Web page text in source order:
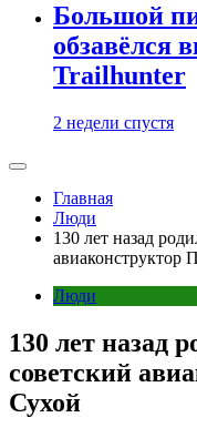
Большой
обзавёлся
Trailhunter
2 недели спустя
Главная
Люди
130 лет назад
авиаконструктор
Люди
130 лет назад
советский
Сухой